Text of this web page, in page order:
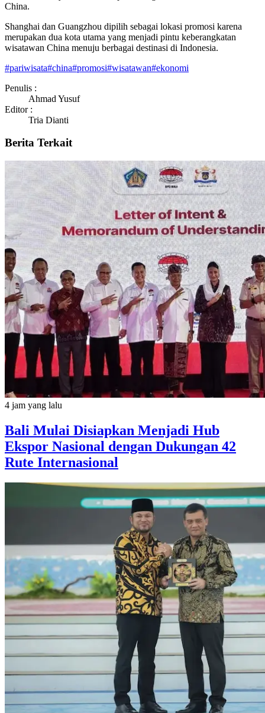
China.
Shanghai dan Guangzhou dipilih sebagai lokasi promosi karena
merupakan dua kota utama yang menjadi pintu keberangkatan
wisatawan China menuju berbagai destinasi di Indonesia.
#pariwisata#china#promosi#wisatawan#ekonomi
Penulis :
Ahmad Yusuf
Editor :
Tria Dianti
Berita Terkait
4 jam yang lalu
Bali Mulai Disiapkan Menjadi Hub
Ekspor Nasional dengan Dukungan 42
Rute Internasional